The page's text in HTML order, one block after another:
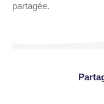
partagée.